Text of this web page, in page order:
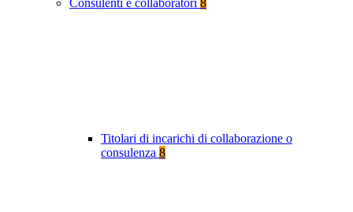
Consulenti e collaboratori 8
Titolari di incarichi di collaborazione o
consulenza 8